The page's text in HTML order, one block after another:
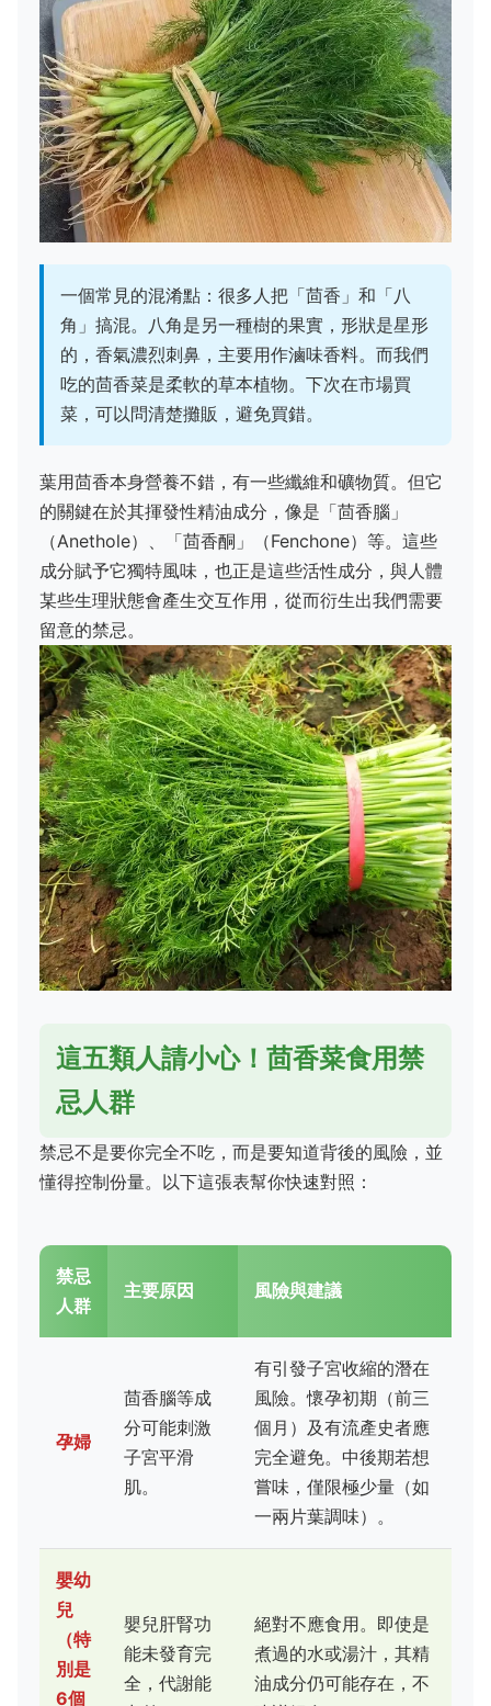
一個常見的混淆點：很多人把「茴香」和「八
角」搞混。八角是另一種樹的果實，形狀是星形
的，香氣濃烈刺鼻，主要用作滷味香料。而我們
吃的茴香菜是柔軟的草本植物。下次在市場買
菜，可以問清楚攤販，避免買錯。
葉用茴香本身營養不錯，有一些纖維和礦物質。但它
的關鍵在於其揮發性精油成分，像是「茴香腦」
（Anethole）、「茴香酮」（Fenchone）等。這些
成分賦予它獨特風味，也正是這些活性成分，與人體
某些生理狀態會產生交互作用，從而衍生出我們需要
留意的禁忌。
這五類人請小心！茴香菜食用禁
忌人群
禁忌不是要你完全不吃，而是要知道背後的風險，並
懂得控制份量。以下這張表幫你快速對照：
禁忌
人群
主要原因 風險與建議
孕婦
茴香腦等成
分可能刺激
子宮平滑
肌。
有引發子宮收縮的潛在
風險。懷孕初期（前三
個月）及有流產史者應
完全避免。中後期若想
嘗味，僅限極少量（如
一兩片葉調味）。
嬰幼
兒
（特
別是
6個
嬰兒肝腎功
能未發育完
全，代謝能
絕對不應食用。即使是
煮過的水或湯汁，其精
油成分仍可能存在，不